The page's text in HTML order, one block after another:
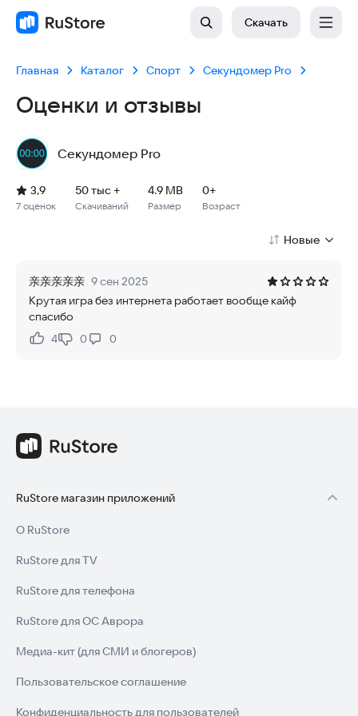
Скачать
Главная Каталог Спорт Секундомер Pro
Оценки и отзывы
Секундомер Pro
Рейтинг: 3,9, 7 оценок
Скачиваний: 50 тыс +
Размер файла: 4.9 MB
Возрастное ограничение: 4.9 MB
7 оценок
3,9
Скачиваний
50 тыс +
Размер
4.9 MB
Возраст
0+
Новые
亲亲亲亲亲 9 сен 2025
Крутая игра без интернета работает вообще кайф
спасибо
Нравится:
4Не нравится:
0 0
RuStore магазин приложений
О RuStore
RuStore для TV
RuStore для телефона
RuStore для ОС Аврора
Медиа-кит (для СМИ и блогеров)
Пользовательское соглашение
Конфиденциальность для пользователей